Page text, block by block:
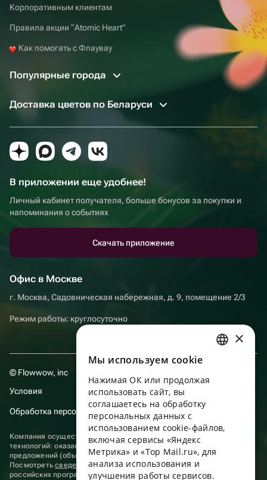
Корпоративным клиентам
Правила акции “Atomic Heart”
Как помогать с Флаувау
Популярные города
Доставка цветов по Беларуси
В приложении еще удобнее!
Личный кабинет получателя, больше бонусов за покупки и
напоминания о событиях
Скачать приложение
Офис в Москве
г. Москва, Садовническая набережная, д. 9, помещение 2/3
Режим работы: круглосуточно
© Flowwow, inc
Условия
Обработка персональных данных
Компания осуществляет деятельность в области информационных
технологий: оказание услуг в сети “Интернет” по размещению
предложений (объявлений) продавцов о реализации товаров.
Посмотретьсведения о программах, включенных в реестр
российских программ для электронных вычислительных машин и
ENGLISH
UKRAINIAN
PORTUGUESE
×
Мы используем сookie
Нажимая ОК или продолжая
использовать сайт, вы
соглашаетесь на обработку
персональных данных с
использованием cookie-файлов,
включая сервисы «Яндекс
Метрика» и «Top Mail.ru», для
анализа использования и
улучшения работы сервисов.